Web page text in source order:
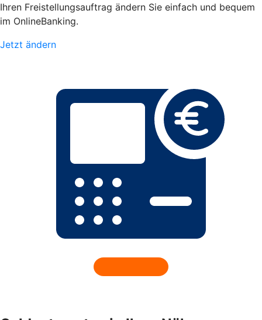
Ihren Freistellungsauftrag ändern Sie einfach und bequem
im OnlineBanking.
Jetzt ändern